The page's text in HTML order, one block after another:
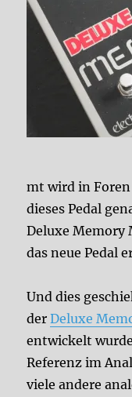
mt wird in
dieses Pedal
Deluxe Memory
das neue Pedal
Und dies
derDeluxe
entwickelt
Referenz im
viele andere